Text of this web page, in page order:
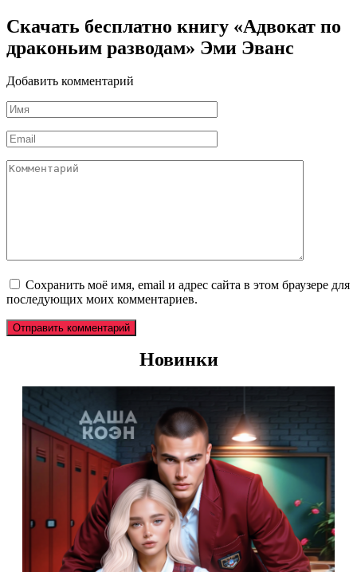
Скачать бесплатно книгу «Адвокат по
драконьим разводам» Эми Эванс
Добавить комментарий
Имя
*
Email
*
Комментарий
Сохранить моё имя, email и адрес сайта в этом браузере для
последующих моих комментариев.
Новинки